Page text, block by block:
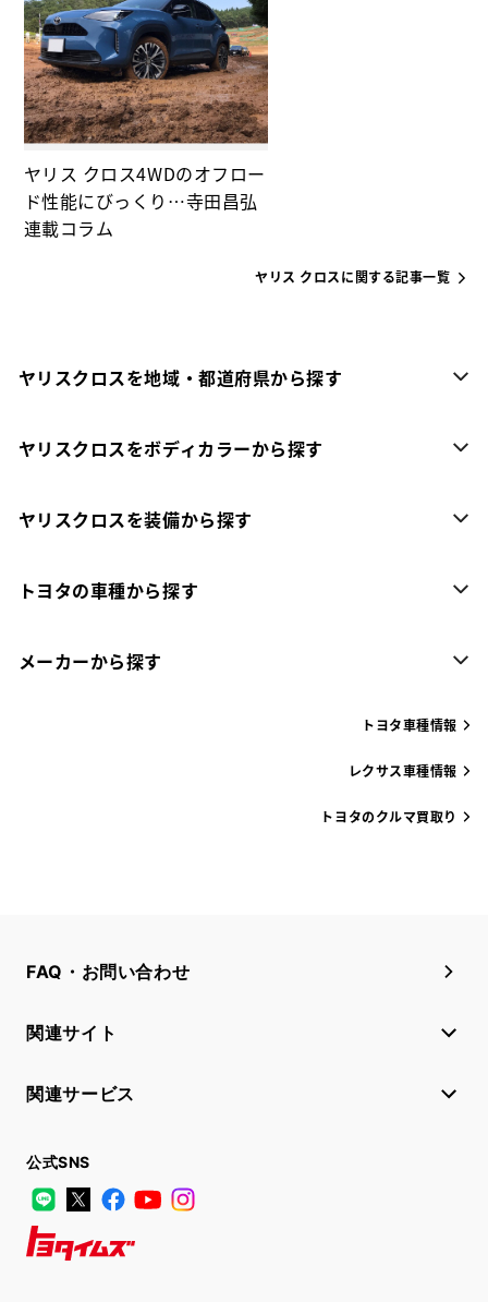
ヤリス クロス4WDのオフロー
ド性能にびっくり…寺田昌弘
連載コラム
ヤリス クロスに関する記事一覧
ヤリスクロスを地域・都道府県から探す
ヤリスクロスをボディカラーから探す
ヤリスクロスを装備から探す
トヨタの車種から探す
メーカーから探す
トヨタ車種情報
レクサス車種情報
トヨタのクルマ買取り
FAQ・お問い合わせ
関連サイト
関連サービス
公式SNS
LINE
X FacebookYouTube